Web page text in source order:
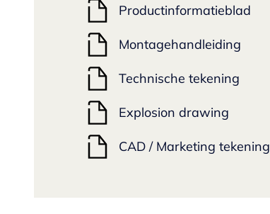
Productinformatieblad
Montagehandleiding
Technische tekening
Explosion drawing
CAD / Marketing tekening